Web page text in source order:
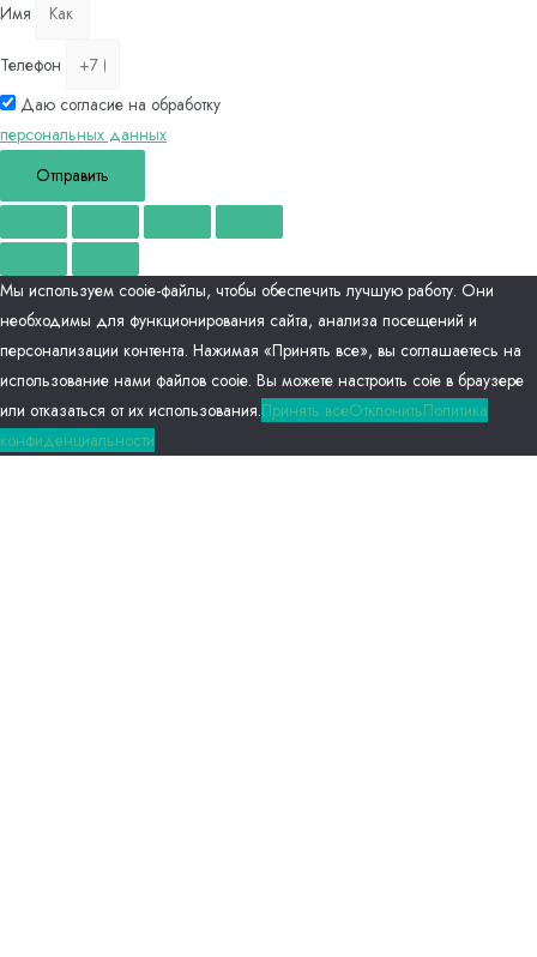
Имя
Телефон
Даю согласие на обработку
персональных данных
Отправить
Мы используем сооіе-файлы, чтобы обеспечить лучшую работу. Они
необходимы для функционирования сайта, анализа посещений и
персонализации контента. Нажимая «Принять все», вы соглашаетесь на
использование нами файлов сооіе. Вы можете настроить соіе в браузере
или отказаться от их использования.Принять всеОтклонитьПолитика
конфиденциальности